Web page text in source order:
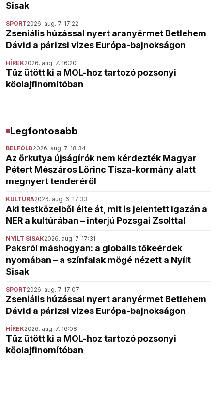
Sisak
SPORT2026. aug. 7. 17:22
Zseniális húzással nyert aranyérmet Betlehem
Dávid a párizsi vizes Európa-bajnokságon
HÍREK2026. aug. 7. 16:20
Tűz ütött ki a MOL-hoz tartozó pozsonyi
kőolajfinomítóban
Legfontosabb
BELFÖLD2026. aug. 7. 18:34
Az őrkutya újságírók nem kérdezték Magyar
Pétert Mészáros Lőrinc Tisza-kormány alatt
megnyert tenderéről
KULTÚRA2026. aug. 6. 17:33
Aki testközelből élte át, mit is jelentett igazán a
NER a kultúrában – interjú Pozsgai Zsolttal
NYÍLT SISAK2026. aug. 7. 17:31
Paksról máshogyan: a globális tőkeérdek
nyomában – a színfalak mögé nézett a Nyílt
Sisak
SPORT2026. aug. 7. 17:07
Zseniális húzással nyert aranyérmet Betlehem
Dávid a párizsi vizes Európa-bajnokságon
HÍREK2026. aug. 7. 16:08
Tűz ütött ki a MOL-hoz tartozó pozsonyi
kőolajfinomítóban